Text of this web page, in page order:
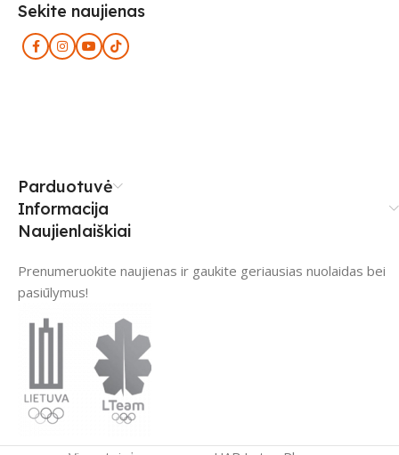
Sekite naujienas
Parduotuvė
Informacija
Naujienlaiškiai
Prenumeruokite naujienas ir gaukite geriausias nuolaidas bei
pasiūlymus!